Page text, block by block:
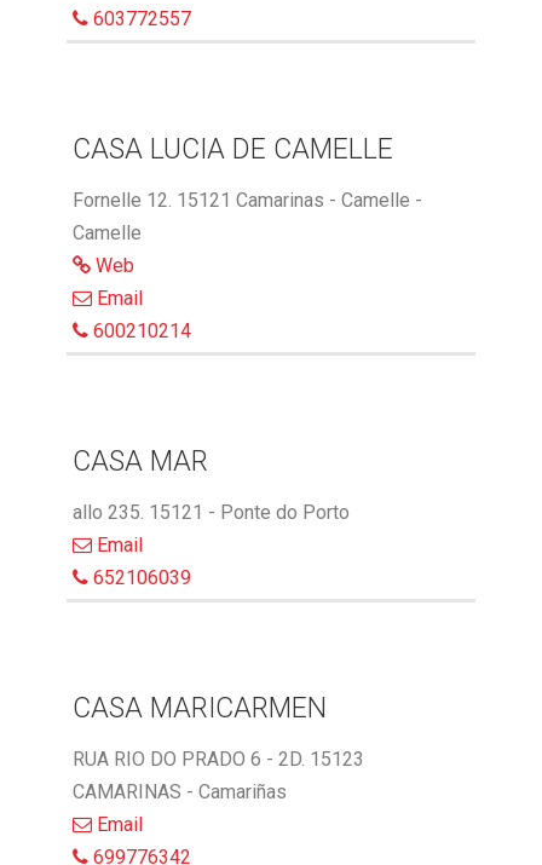
603772557
CASA LUCIA DE CAMELLE
Fornelle 12. 15121 Camarinas - Camelle -
Camelle
Web
Email
600210214
CASA MAR
allo 235. 15121 - Ponte do Porto
Email
652106039
CASA MARICARMEN
RUA RIO DO PRADO 6 - 2D. 15123
CAMARINAS - Camariñas
Email
699776342